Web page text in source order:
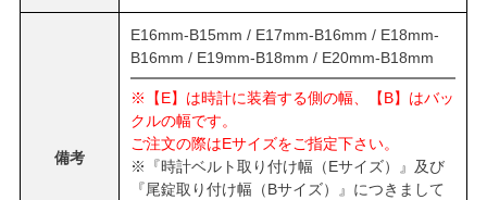
備考
E16mm-B15mm / E17mm-B16mm / E18mm-
B16mm / E19mm-B18mm / E20mm-B18mm
※【E】は時計に装着する側の幅、【B】はバッ
クルの幅です。
ご注文の際はEサイズをご指定下さい。
※『時計ベルト取り付け幅（Eサイズ）』及び
『尾錠取り付け幅（Bサイズ）』につきまして